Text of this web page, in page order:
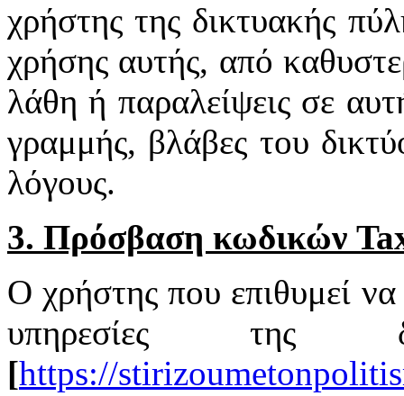
χρήστης της δικτυακής
χρήσης αυτής, από
λάθη ή παραλείψεις σε
γραμμής, βλάβες του
λόγους.
3. Πρόσβαση κωδικών
Ο χρήστης που επιθυμεί να
υπηρεσίες της
[https://